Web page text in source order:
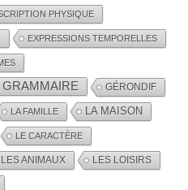
PHYSIQUE
EXPRESSIONS TEMPORELLES
GRAMMAIRE GÉRONDIF
LA FAMILLE LA MAISON
LE CARACTÈRE
LES ANIMAUX LES LOISIRS